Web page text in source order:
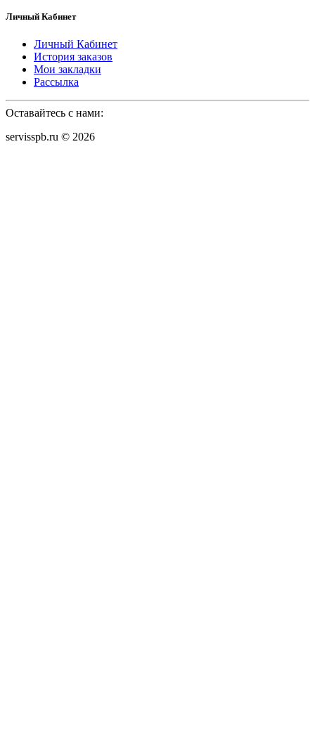
Личный Кабинет
Личный Кабинет
История заказов
Мои закладки
Рассылка
Оставайтесь с нами:
servisspb.ru © 2026